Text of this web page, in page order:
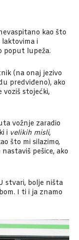
kao što
i
poput lupeža.
(na onaj jezivo
predviđeno), ako
voziš stojećki,
vožnje zaradio
i velikih misli,
što mi silazimo,
pešice, ako
stvari, bolje ništa
I ti i ja znamo